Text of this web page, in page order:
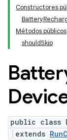
Constructores
Métodos públicos
shouldSkip
public class
extends